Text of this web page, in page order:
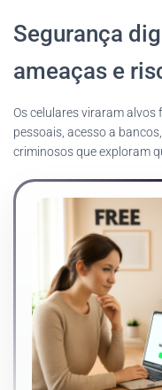
Segurança
ameaças e
Os celulares viraram
pessoais, acesso a
criminosos que exploram